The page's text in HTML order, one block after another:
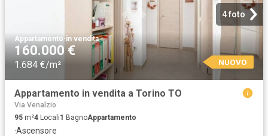
4 foto
Appartamento·in vendita
160.000 €
1.684 €/m² NUOVO
Appartamento in vendita a Torino TO
Via Venalzio
95 m²4 Locali1 BagnoAppartamento
·Ascensore